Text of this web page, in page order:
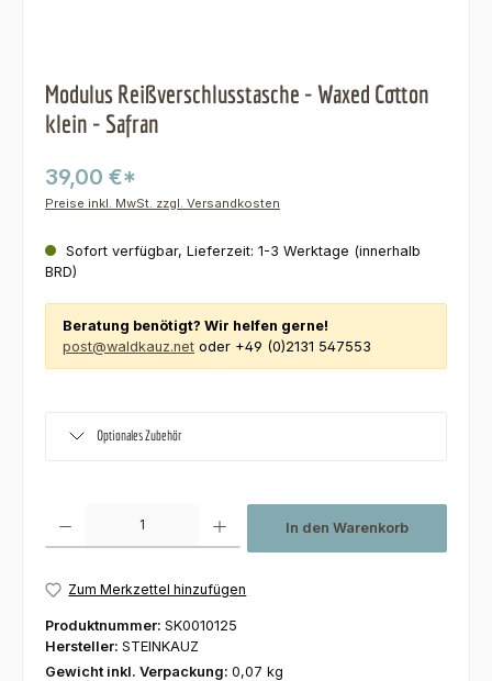
Modulus Reißverschlusstasche - Waxed Cotton
klein - Safran
39,00 €*
Preise inkl. MwSt. zzgl. Versandkosten
Sofort verfügbar, Lieferzeit: 1-3 Werktage (innerhalb
BRD)
Beratung benötigt? Wir helfen gerne!
post@waldkauz.net oder +49 (0)2131 547553
Optionales Zubehör
In den Warenkorb
Zum Merkzettel hinzufügen
Produktnummer: SK0010125
Hersteller: STEINKAUZ
Gewicht inkl. Verpackung: 0,07 kg